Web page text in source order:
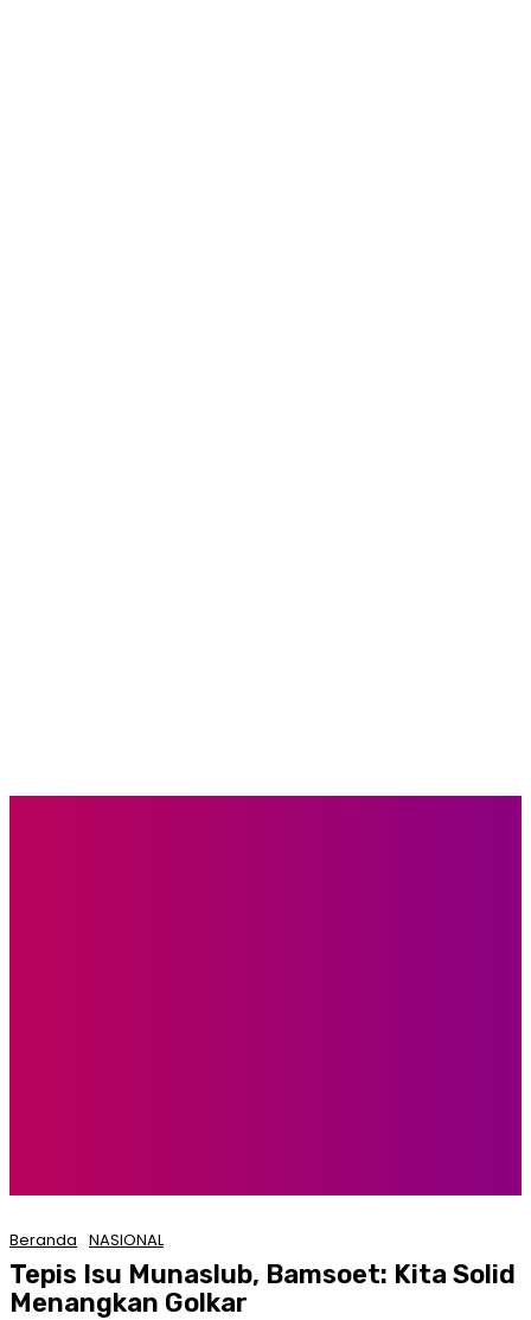
Beranda NASIONAL
Tepis Isu Munaslub, Bamsoet: Kita Solid
Menangkan Golkar